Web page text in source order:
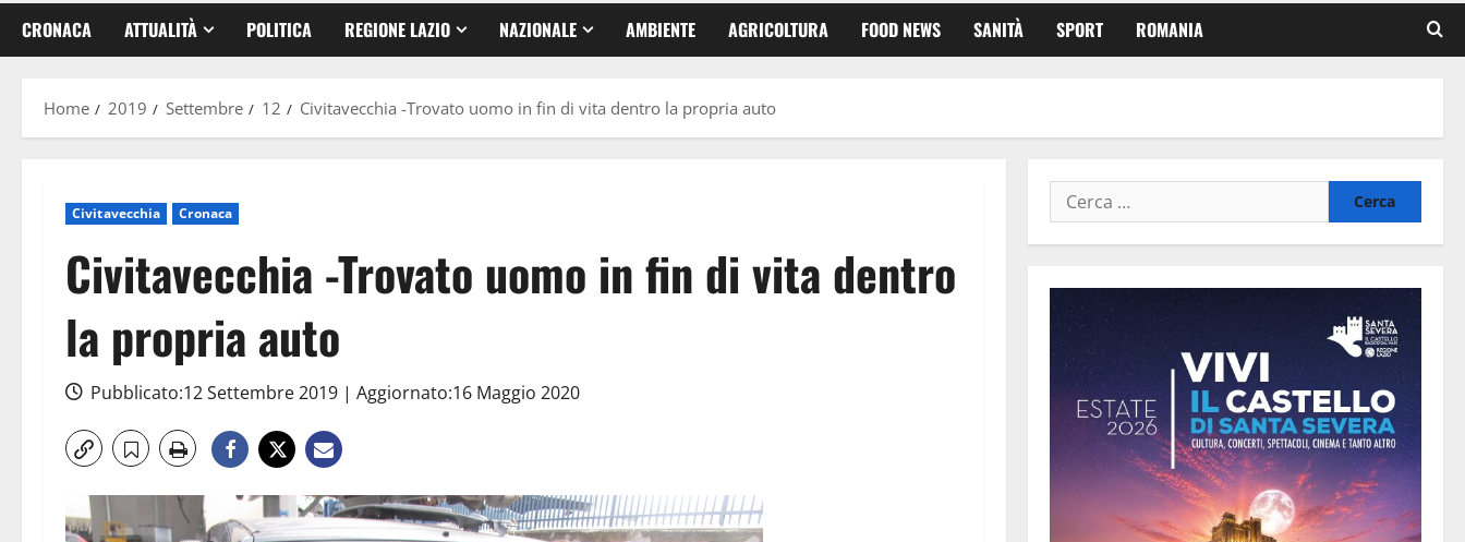
CRONACA ATTUALITÀ POLITICA REGIONE LAZIO NAZIONALE AMBIENTE AGRICOLTURA FOOD NEWS SANITÀ SPORT ROMANIA
Home 2019 Settembre 12 Civitavecchia -Trovato uomo in fin di vita dentro la propria auto
Civitavecchia Cronaca
Civitavecchia -Trovato uomo in fin di vita dentro
la propria auto
Pubblicato:12 Settembre 2019 | Aggiornato:16 Maggio 2020
Ricerca
per: